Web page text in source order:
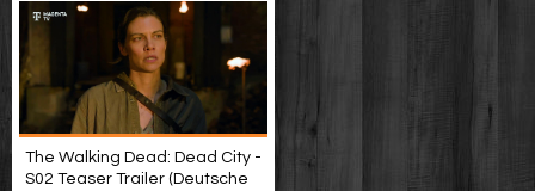
The Walking Dead: Dead City -
S02 Teaser Trailer (Deutsche